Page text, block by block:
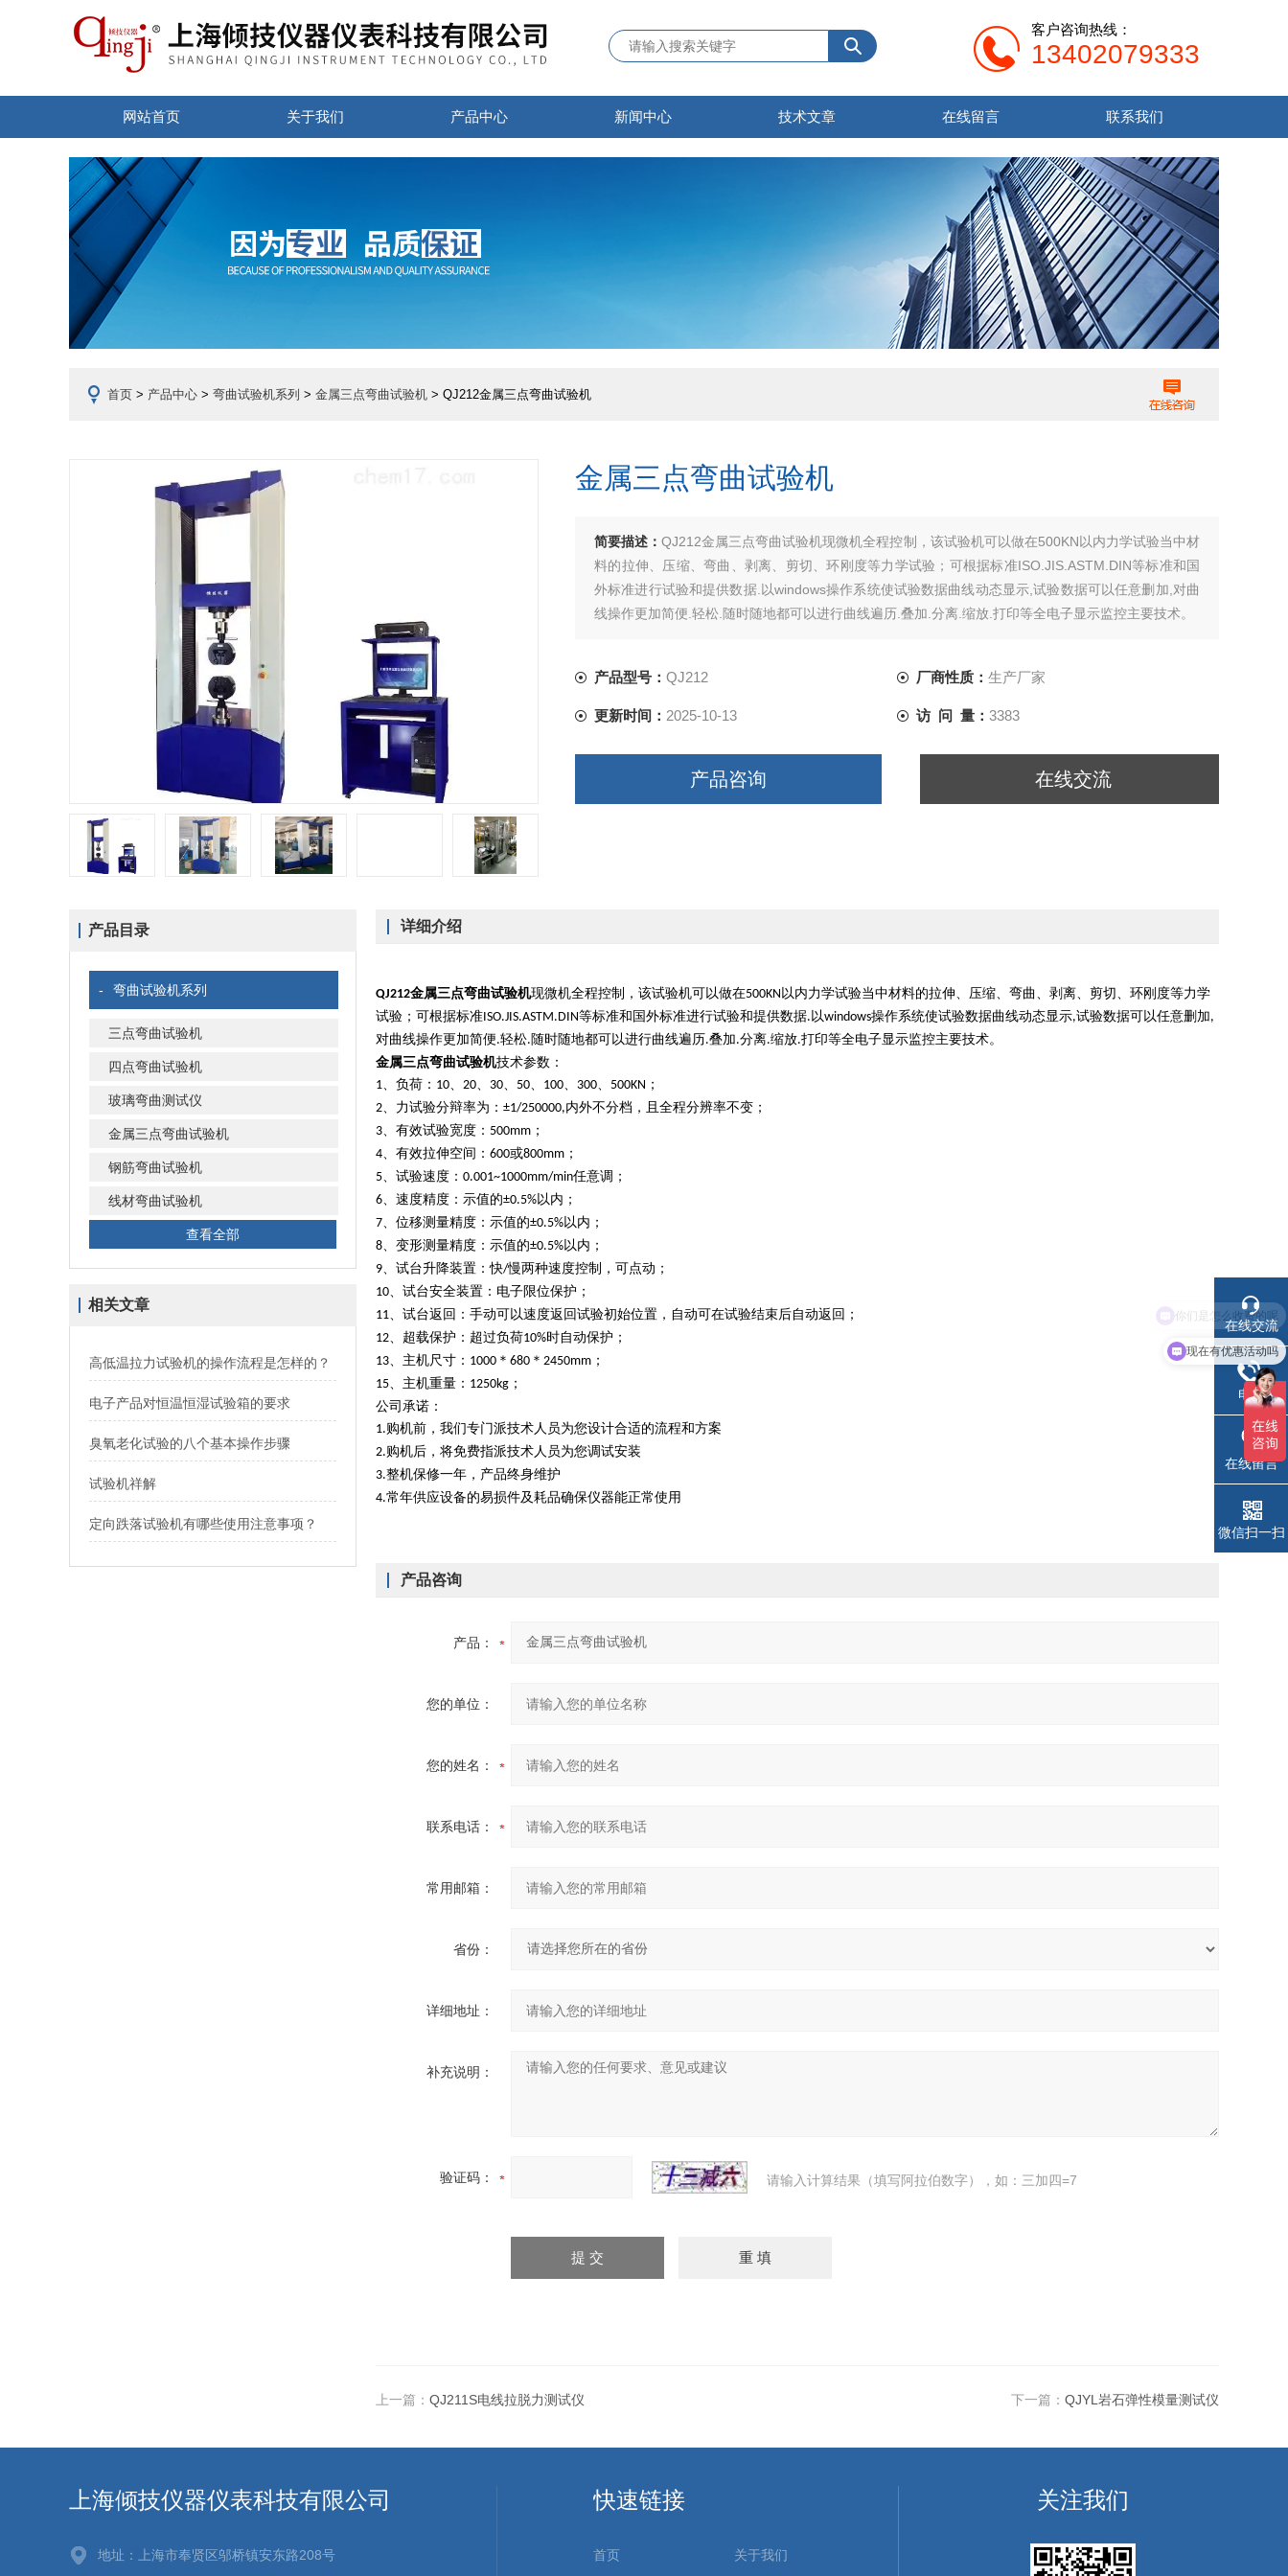
客户咨询热线：
13402079333
网站首页 关于我们 产品中心 新闻中心 技术文章 在线留言 联系我们
首页 > 产品中心 > 弯曲试验机系列 > 金属三点弯曲试验机 > QJ212金属三点弯曲试验机
金属三点弯曲试验机
简要描述：QJ212金属三点弯曲试验机现微机全程控制，该试验机可以做在500KN以内力学试验当中材
料的拉伸、压缩、弯曲、剥离、剪切、环刚度等力学试验；可根据标准ISO.JIS.ASTM.DIN等标准和国
外标准进行试验和提供数据.以windows操作系统使试验数据曲线动态显示,试验数据可以任意删加,对曲
线操作更加简便.轻松.随时随地都可以进行曲线遍历.叠加.分离.缩放.打印等全电子显示监控主要技术。
产品型号： QJ212 厂商性质： 生产厂家
更新时间： 2025-10-13 访 问 量： 3383
产品咨询 在线交流
产品目录
- 弯曲试验机系列
三点弯曲试验机
四点弯曲试验机
玻璃弯曲测试仪
金属三点弯曲试验机
钢筋弯曲试验机
线材弯曲试验机
查看全部
相关文章
高低温拉力试验机的操作流程是怎样的？
电子产品对恒温恒湿试验箱的要求
臭氧老化试验的八个基本操作步骤
试验机祥解
定向跌落试验机有哪些使用注意事项？
详细介绍
QJ212金属三点弯曲试验机现微机全程控制，该试验机可以做在500KN以内力学试验当中材料的拉伸、压缩、弯曲、剥离、剪切、环刚度等力学
试验；可根据标准ISO.JIS.ASTM.DIN等标准和国外标准进行试验和提供数据.以windows操作系统使试验数据曲线动态显示,试验数据可以任意删加,
对曲线操作更加简便.轻松. 随时随地都可以进行曲线遍历.叠加.分离.缩放.打印等全电子显示监控主要技术。
金属三点弯曲试验机技术参数：
1、负荷： 10、 20、 30、 50、 100、 300、 500KN ；
2、力试验分辩率为： ±1/250000,内外不分档，且全程分辨率不变；
3、有效试验宽度： 500mm ；
4、有效拉伸空间： 600或800mm ；
5、试验速度： 0.001~1000mm/min任意调；
6、速度精度：示值的±0.5%以内；
7、位移测量精度：示值的±0.5%以内；
8、变形测量精度：示值的±0.5%以内；
9、试台升降装置：快/慢两种速度控制，可点动；
10、试台安全装置：电子限位保护；
11、试台返回：手动可以速度返回试验初始位置，自动可在试验结束后自动返回；
12、超载保护：超过负荷10%时自动保护；
13、主机尺寸： 1000 ＊ 680 ＊ 2450mm ；
15、主机重量： 1250kg ；
公司承诺：
1.购机前，我们专门派技术人员为您设计合适的流程和方案
2.购机后，将免费指派技术人员为您调试安装
3.整机保修一年，产品终身维护
4.常年供应设备的易损件及耗品确保仪器能正常使用
产品咨询
产品：
您的单位：
您的姓名：
联系电话：
常用邮箱：
省份：
详细地址：
补充说明：
验证码： 请输入计算结果（填写阿拉伯数字），如：三加四=7
上一篇： QJ211S电线拉脱力测试仪 下一篇： QJYL岩石弹性模量测试仪
上海倾技仪器仪表科技有限公司
地址：上海市奉贤区邬桥镇安东路208号
快速链接
首页 关于我们
关注我们
在线交流
电话
在线留言
微信扫一扫
现在有优惠活动吗